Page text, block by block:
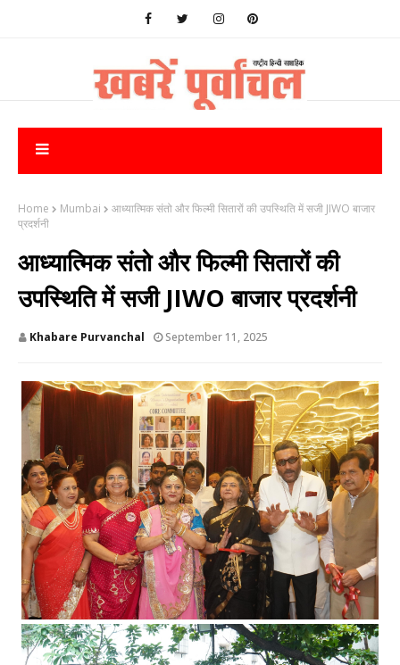
Home Mumbai
आध्यात्मिक संतो और फिल्मी सितारों की उपस्थिति में सजी JIWO बाजार
प्रदर्शनी
आध्यात्मिक संतो और फिल्मी सितारों की
उपस्थिति में सजी JIWO बाजार प्रदर्शनी
Khabare Purvanchal September 11, 2025